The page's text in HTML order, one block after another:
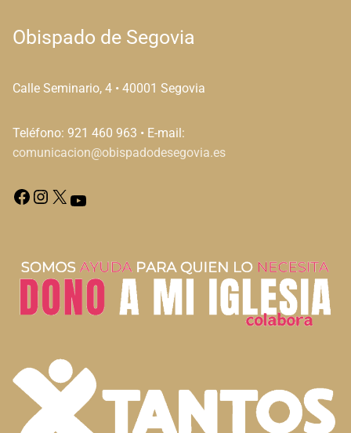
Obispado de Segovia
Calle Seminario, 4 • 40001 Segovia
Teléfono: 921 460 963 • E-mail:
comunicacion@obispadodesegovia.es